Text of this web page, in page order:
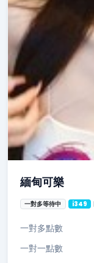
緬甸可樂
一對多等待中 i349
一對多點數
一對一點數